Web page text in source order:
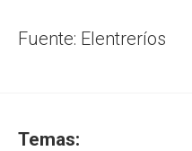
Fuente: Elentreríos
Temas: